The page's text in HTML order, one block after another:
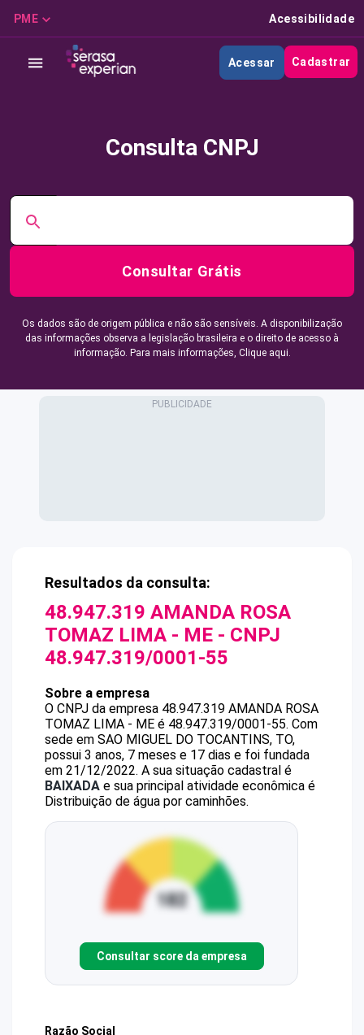
PME Acessibilidade
Acessar Cadastrar
Consulta CNPJ
Consultar Grátis
Os dados são de origem pública e não são sensíveis. A disponibilização
das informações observa a legislação brasileira e o direito de acesso à
informação. Para mais informações, Clique aqui.
Resultados da consulta:
48.947.319 AMANDA ROSA
TOMAZ LIMA - ME - CNPJ
48.947.319/0001-55
Sobre a empresa
O CNPJ da empresa 48.947.319 AMANDA ROSA
TOMAZ LIMA - ME é 48.947.319/0001-55. Com
sede em SAO MIGUEL DO TOCANTINS, TO,
possui 3 anos, 7 meses e 17 dias e foi fundada
em 21/12/2022. A sua situação cadastral é
BAIXADA e sua principal atividade econômica é
Distribuição de água por caminhões.
Consultar score da empresa
Razão Social